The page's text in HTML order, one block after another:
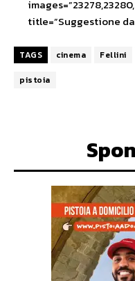
title=”Suggestione
TAGS cinema Fellini
pistoia